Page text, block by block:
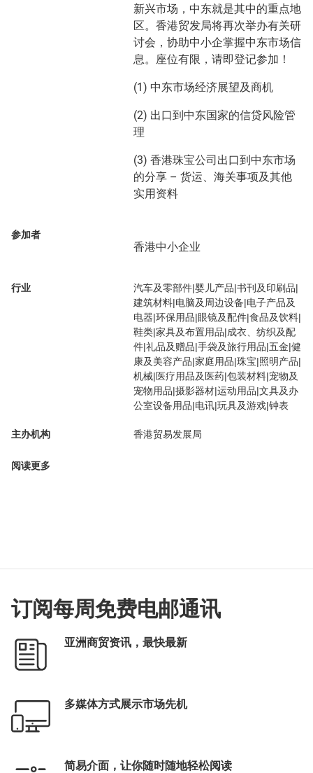
新兴市场，中东就是其中的重点地
区。香港贸发局将再次举办有关研
讨会，协助中小企掌握中东市场信
息。座位有限，请即登记参加！
(1) 中东市场经济展望及商机
(2) 出口到中东国家的信贷风险管
理
(3) 香港珠宝公司出口到中东市场
的分享 – 货运、海关事项及其他
实用资料
参加者
香港中小企业
行业
汽车及零部件|婴儿产品|书刊及印刷品|
建筑材料|电脑及周边设备|电子产品及
电器|环保用品|眼镜及配件|食品及饮料|
鞋类|家具及布置用品|成衣、纺织及配
件|礼品及赠品|手袋及旅行用品|五金|健
康及美容产品|家庭用品|珠宝|照明产品|
机械|医疗用品及医药|包装材料|宠物及
宠物用品|摄影器材|运动用品|文具及办
公室设备用品|电讯|玩具及游戏|钟表
主办机构 香港贸易发展局
阅读更多
订阅每周免费电邮通讯
亚洲商贸资讯，最快最新
多媒体方式展示市场先机
简易介面，让你随时随地轻松阅读